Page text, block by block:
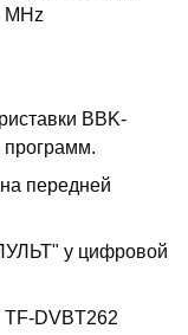
MHz
BBK-
программ.
передней
у цифровой
DVBT262